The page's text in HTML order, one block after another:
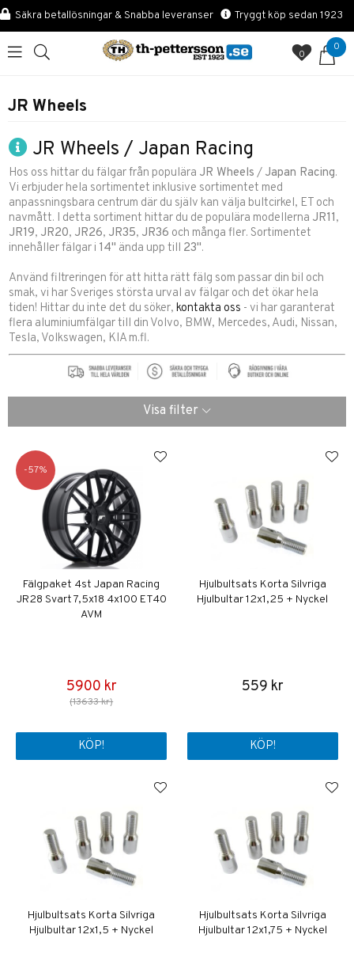
Säkra betallösningar & Snabba leveranser Tryggt köp sedan 1923
0
0
JR Wheels
JR Wheels / Japan Racing
Hos oss hittar du fälgar från populära JR Wheels / Japan Racing.
Vi erbjuder hela sortimentet inklusive sortimentet med
anpassningsbara centrum där du själv kan välja bultcirkel, ET och
navmått. I detta sortiment hittar du de populära modellerna JR11,
JR19, JR20, JR26, JR35, JR36 och många fler. Sortimentet
innehåller fälgar i 14" ända upp till 23".
Använd filtreringen för att hitta rätt fälg som passar din bil och
smak, vi har Sveriges största urval av fälgar och det ökar hela
tiden! Hittar du inte det du söker, kontakta oss - vi har garanterat
flera aluminiumfälgar till din Volvo, BMW, Mercedes, Audi, Nissan,
Tesla, Volkswagen, KIA m.fl.
Visa filter
57
Fälgpaket 4st Japan Racing
JR28 Svart 7,5x18 4x100 ET40
AVM
5900 kr
(13633 kr)
KÖP!
Hjulbultsats Korta Silvriga
Hjulbultar 12x1,25 + Nyckel
559 kr
KÖP!
Hjulbultsats Korta Silvriga
Hjulbultar 12x1,5 + Nyckel
Hjulbultsats Korta Silvriga
Hjulbultar 12x1,75 + Nyckel